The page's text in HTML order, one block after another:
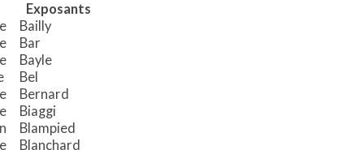
Exposants
Bailly
Bar
Bayle
Bel
Bernard
Biaggi
Blampied
Blanchard